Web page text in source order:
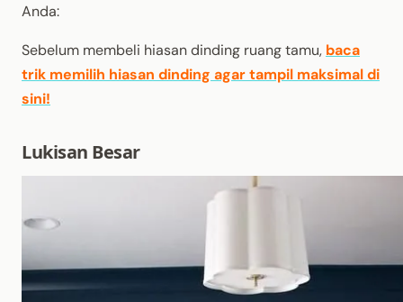
Anda:
Sebelum membeli hiasan dinding ruang tamu, baca
trik memilih hiasan dinding agar tampil maksimal di
sini!
Lukisan Besar